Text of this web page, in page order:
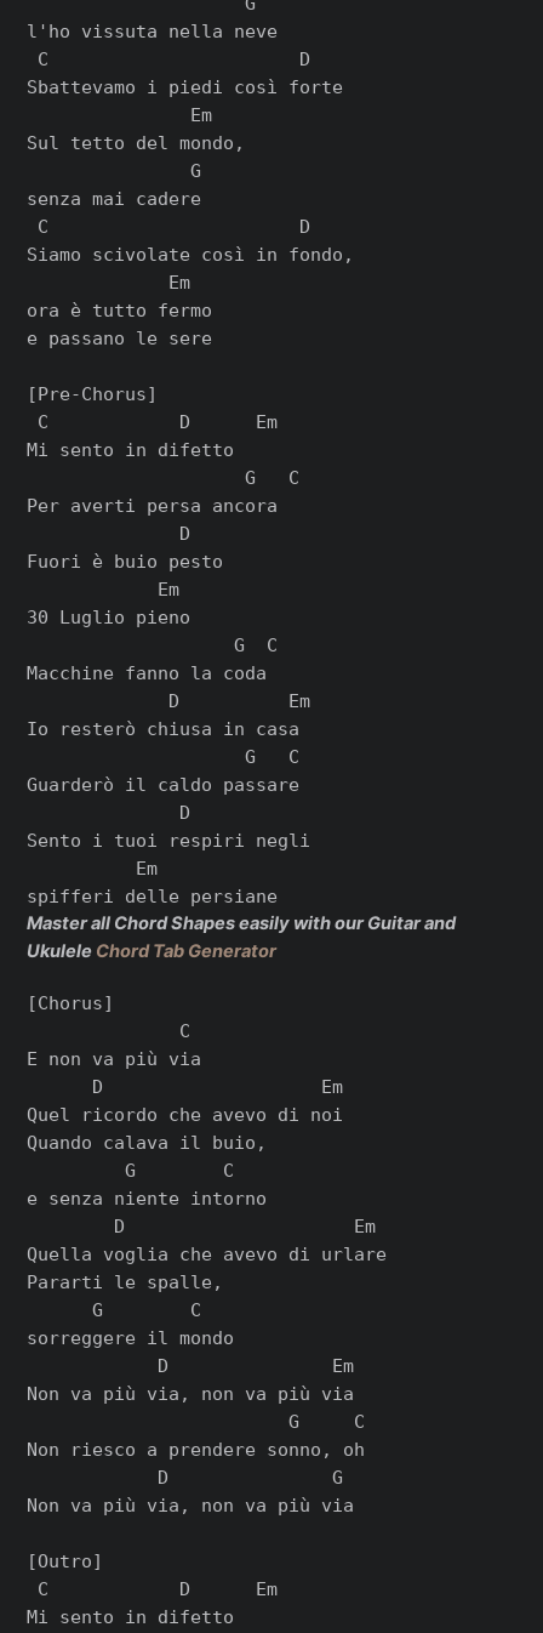
l'ho vissuta nella neve
C                       D
Sbattevamo i piedi così forte
               Em
Sul tetto del mondo,
               G
senza mai cadere
C                       D
Siamo scivolate così in fondo,
             Em
ora è tutto fermo
e passano le sere
[Pre-Chorus]
C            D      Em
Mi sento in difetto
                    G   C
Per averti persa ancora
              D
Fuori è buio pesto
            Em
30 Luglio pieno
                   G  C
Macchine fanno la coda
             D          Em
Io resterò chiusa in casa
                    G   C
Guarderò il caldo passare
              D
Sento i tuoi respiri negli
          Em
Master all Chord Shapes easily with our Guitar and
Ukulele Chord Tab Generator
[Chorus]
              C
E non va più via
      D                    Em
Quel ricordo che avevo di noi
Quando calava il buio,
         G        C
e senza niente intorno
        D                     Em
Quella voglia che avevo di urlare
Pararti le spalle,
      G        C
sorreggere il mondo
            D               Em
Non va più via, non va più via
                        G     C
Non riesco a prendere sonno, oh
            D               G
Non va più via, non va più via
[Outro]
C            D      Em
Mi sento in difetto